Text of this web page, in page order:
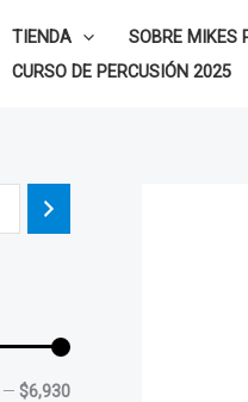
TIENDA SOBRE MIKES
CURSO DE PERCUSIÓN 2025
— $6,930